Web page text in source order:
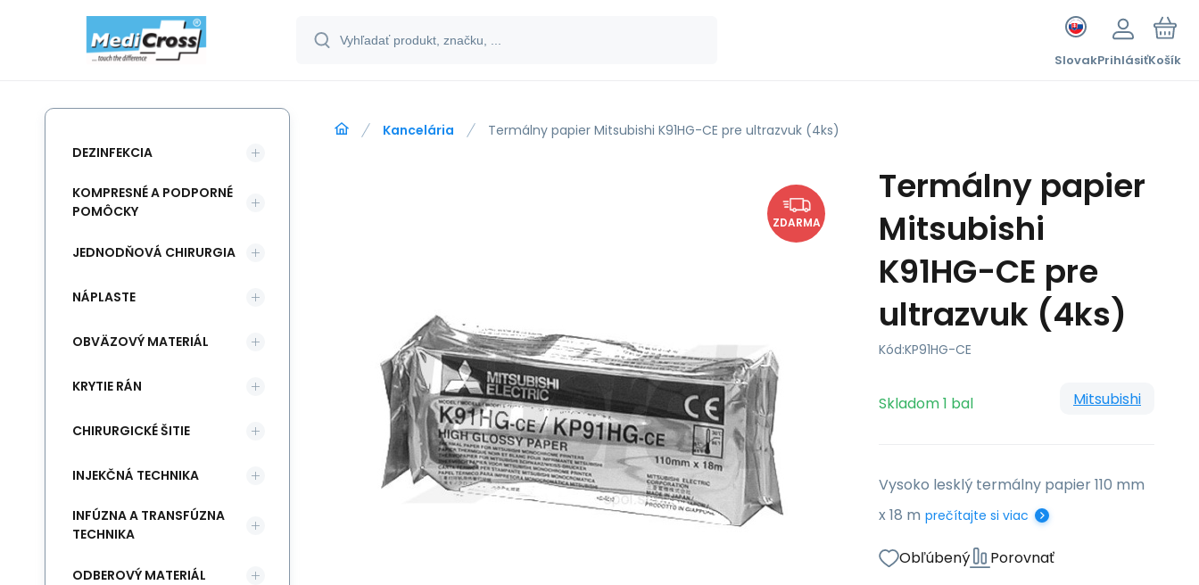
SlovakPrihlásiťKošík
Kancelária Termálny papier Mitsubishi K91HG-CE pre ultrazvuk (4ks)
ZDARMA
Termálny papier
Mitsubishi
K91HG-CE pre
ultrazvuk (4ks)
Kód:KP91HG-CE
Skladom1 bal Mitsubishi
Vysoko lesklý termálny papier 110 mm
x 18 m prečítajte si viac
Obľúbený Porovnať
DEZINFEKCIA
KOMPRESNÉ A PODPORNÉ
POMÔCKY
JEDNODŇOVÁ CHIRURGIA
NÁPLASTE
OBVÄZOVÝ MATERIÁL
KRYTIE RÁN
CHIRURGICKÉ ŠITIE
INJEKČNÁ TECHNIKA
INFÚZNA A TRANSFÚZNA
TECHNIKA
ODBEROVÝ MATERIÁL